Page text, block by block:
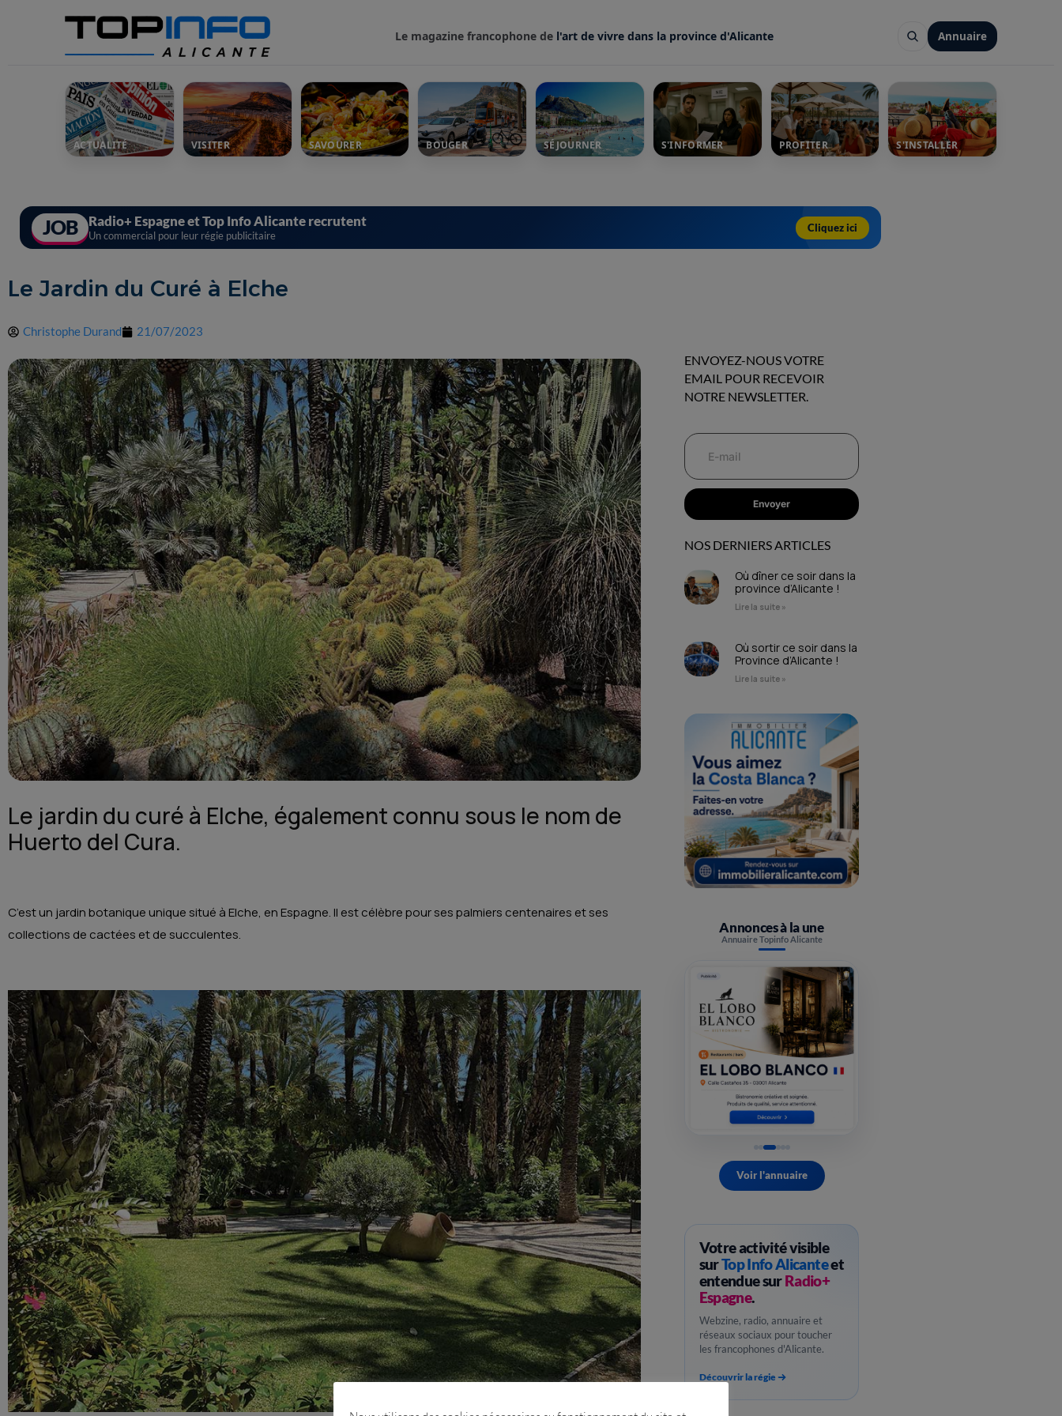
Le magazine francophone de l'art de vivre dans la province d'Alicante Annuaire
ACTUALITÉ VISITER SAVOURER BOUGER SÉJOURNER S'INFORMER PROFITER S'INSTALLER
JOB Radio+ Espagne et Top Info Alicante recrutent
Un commercial pour leur régie publicitaire
Cliquez ici
Le Jardin du Curé à Elche
Christophe Durand 21/07/2023
Le jardin du curé à Elche, également connu sous le nom de
Huerto del Cura.
C’est un jardin botanique unique situé à Elche, en Espagne. Il est célèbre pour ses palmiers centenaires et ses
collections de cactées et de succulentes.
ENVOYEZ-NOUS VOTRE
EMAIL POUR RECEVOIR
NOTRE NEWSLETTER.
Envoyer
NOS DERNIERS ARTICLES
Où dîner ce soir dans la
province d’Alicante !
Lire la suite »
Où sortir ce soir dans la
Province d’Alicante !
Lire la suite »
Annonces à la une
Annuaire Topinfo Alicante
Voir l'annuaire
Votre activité visible
surTop Info Alicanteet
entendue surRadio+
Espagne.
Webzine, radio, annuaire et
réseaux sociaux pour toucher
les francophones d'Alicante.
Découvrir la régie